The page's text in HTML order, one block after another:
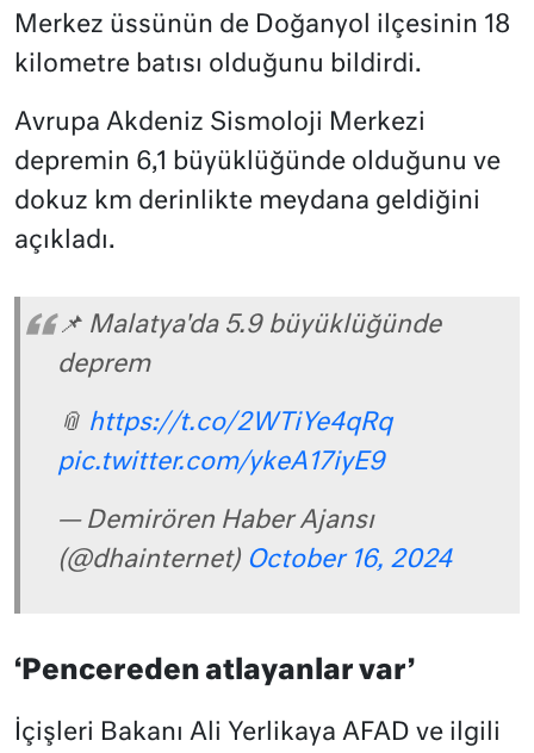
Merkez üssünün de Doğanyol ilçesinin 18
kilometre batısı olduğunu bildirdi.
Avrupa Akdeniz Sismoloji Merkezi
depremin 6,1 büyüklüğünde olduğunu ve
dokuz km derinlikte meydana geldiğini
açıkladı.
📌 Malatya'da 5.9 büyüklüğünde
deprem
📎 https://t.co/2WTiYe4qRq
pic.twitter.com/ykeA17iyE9
— Demirören Haber Ajansı
(@dhainternet) October 16, 2024
‘Pencereden atlayanlar var’
İçişleri Bakanı Ali Yerlikaya AFAD ve ilgili